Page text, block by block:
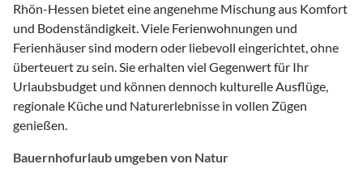
Rhön-Hessen bietet eine angenehme Mischung aus Komfort
und Bodenständigkeit. Viele Ferienwohnungen und
Ferienhäuser sind modern oder liebevoll eingerichtet, ohne
überteuert zu sein. Sie erhalten viel Gegenwert für Ihr
Urlaubsbudget und können dennoch kulturelle Ausflüge,
regionale Küche und Naturerlebnisse in vollen Zügen
genießen.
Bauernhofurlaub umgeben von Natur